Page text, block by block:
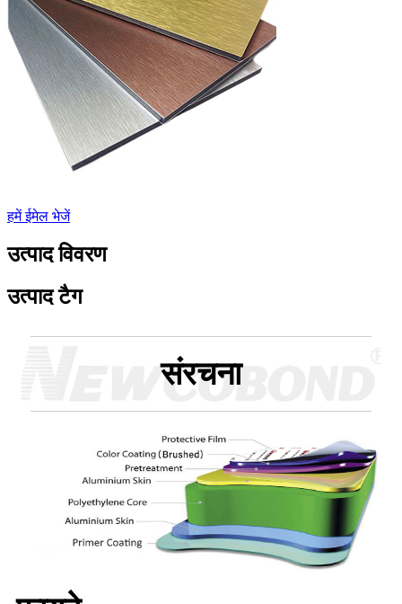
हमें ईमेल भेजें
उत्पाद विवरण
उत्पाद टैग
संरचना